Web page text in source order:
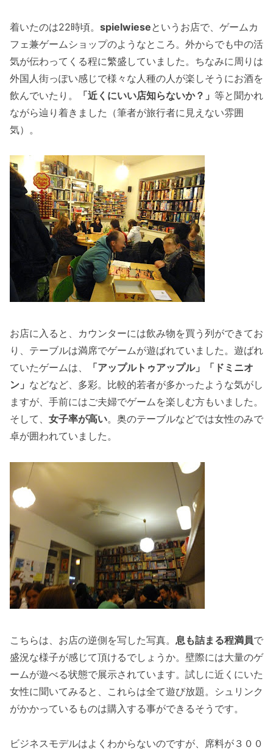
着いたのは22時頃。 spielwieseというお店で、ゲームカ
フェ兼ゲームショップのようなところ。外からでも中の活
気が伝わってくる程に繁盛していました。ちなみに周りは
外国人街っぽい感じで様々な人種の人が楽しそうにお酒を
飲んでいたり。
「近くにいい店知らないか？」 等と聞かれ
ながら辿り着きました（筆者が旅行者に見えない雰囲
気）。
お店に入ると、カウンターには飲み物を買う列ができてお
り、テーブルは満席でゲームが遊ばれていました。遊ばれ
ていたゲームは、
「アップルトゥアップル」「ドミニオ
ン」 などなど、多彩。比較的若者が多かったような気がし
ますが、手前にはご夫婦でゲームを楽しむ方もいました。
そして、 女子率が高い。奥のテーブルなどでは女性のみで
卓が囲われていました。
こちらは、お店の逆側を写した写真。 息も詰まる程満員で
盛況な様子が感じて頂けるでしょうか。壁際には大量のゲ
ームが遊べる状態で展示されています。試しに近くにいた
女性に聞いてみると、これらは全て遊び放題。シュリンク
がかかっているものは購入する事ができるそうです。
ビジネスモデルはよくわからないのですが、席料が３００